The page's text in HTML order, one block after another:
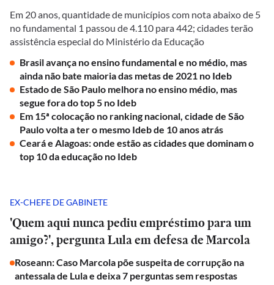
Em 20 anos, quantidade de municípios com nota abaixo de 5
no fundamental 1 passou de 4.110 para 442; cidades terão
assistência especial do Ministério da Educação
Brasil avança no ensino fundamental e no médio, mas
ainda não bate maioria das metas de 2021 no Ideb
Estado de São Paulo melhora no ensino médio, mas
segue fora do top 5 no Ideb
Em 15ª colocação no ranking nacional, cidade de São
Paulo volta a ter o mesmo Ideb de 10 anos atrás
Ceará e Alagoas: onde estão as cidades que dominam o
top 10 da educação no Ideb
EX-CHEFE DE GABINETE
'Quem aqui nunca pediu empréstimo para um
amigo?', pergunta Lula em defesa de Marcola
Roseann: Caso Marcola põe suspeita de corrupção na
antessala de Lula e deixa 7 perguntas sem respostas